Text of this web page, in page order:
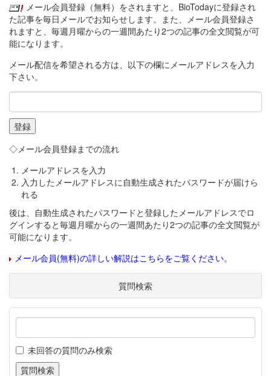
メール会員登録（無料）をされますと、BioTodayに登録され
た記事を毎日メールでお知らせします。また、メール会員登録さ
れますと、毎週月曜からの一週間あたり2つの記事の全文閲覧が可
能になります。
メール配信を希望される方は、以下の欄にメールアドレスを入力
下さい。
◇メール会員登録までの流れ
メールアドレスを入力
入力したメールアドレスに自動生成されたパスワードが届けら
れる
後は、自動生成されたパスワードと登録したメールアドレスでロ
グインすると毎週月曜からの一週間あたり2つの記事の全文閲覧が
可能になります。
メール会員(無料)の詳しい解説はこちらをご覧ください。
質問検索
未回答の質問のみ検索